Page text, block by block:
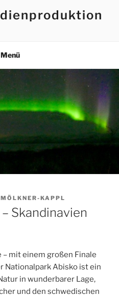
Menü
KAPPL
Skandinavien
– mit einem großen Finale
Nationalpark Abisko ist ein
in wunderbarer Lage,
und den schwedischen